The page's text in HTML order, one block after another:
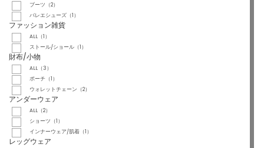
ブーツ（2）
バレエシューズ（1）
ファッション雑貨
ALL（1）
ストール/ショール（1）
財布/小物
ALL（3）
ポーチ（1）
ウォレットチェーン（2）
アンダーウェア
ALL（2）
ショーツ（1）
インナーウェア/肌着（1）
レッグウェア